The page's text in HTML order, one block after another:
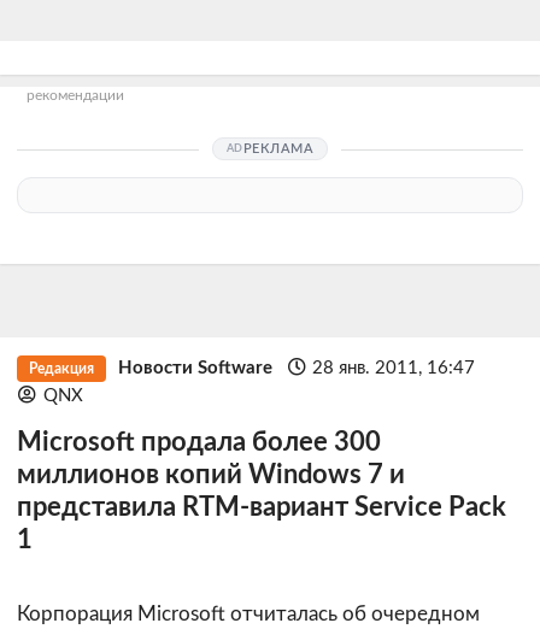
рекомендации
РЕКЛАМА
Редакция Новости Software
28 янв. 2011, 16:47
QNX
Microsoft продала более 300
миллионов копий Windows 7 и
представила RTM-вариант Service Pack
1
Корпорация Microsoft отчиталась об очередном